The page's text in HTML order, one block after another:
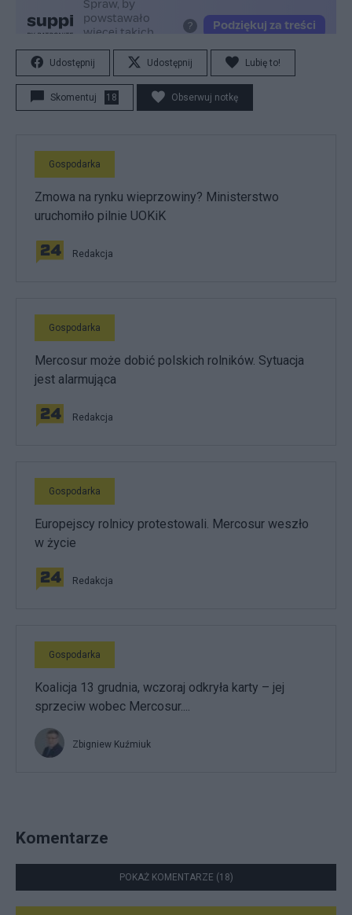
Udostępnij Udostępnij Lubię to!
Skomentuj 18 Obserwuj notkę
Gospodarka
Zmowa na rynku wieprzowiny? Ministerstwo
uruchomiło pilnie UOKiK
Redakcja
Gospodarka
Mercosur może dobić polskich rolników. Sytuacja
jest alarmująca
Redakcja
Gospodarka
Europejscy rolnicy protestowali. Mercosur weszło
w życie
Redakcja
Gospodarka
Koalicja 13 grudnia, wczoraj odkryła karty – jej
sprzeciw wobec Mercosur....
Zbigniew Kuźmiuk
Komentarze
POKAŻ KOMENTARZE (18)